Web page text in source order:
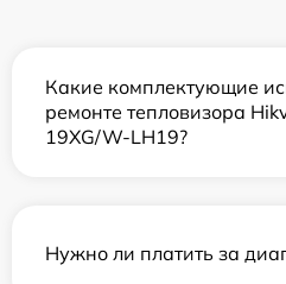
Какие комплектующие
ремонте тепловизора
19XG/W-LH19?
Нужно ли платить за